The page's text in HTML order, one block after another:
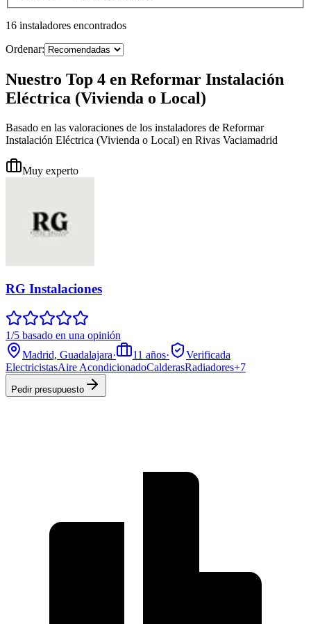
16 instaladores encontrados
Ordenar:
Nuestro Top 4 en Reformar Instalación
Eléctrica (Vivienda o Local)
Basado en las valoraciones de los instaladores de Reformar
Instalación Eléctrica (Vivienda o Local) en Rivas Vaciamadrid
Muy experto
RG Instalaciones
1/5 basado en una opinión
Madrid, Guadalajara· 11 años·
Verificada
ElectricistasAire AcondicionadoCalderasRadiadores+7
Pedir presupuesto